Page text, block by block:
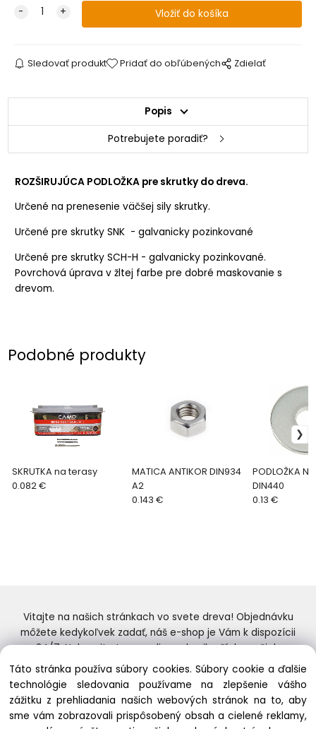
Sledovať produkt Pridať do obľúbených Zdielať
Popis
Potrebujete poradiť?
ROZŠIRUJÚCA PODLOŽKA pre skrutky do dreva.
Určené na prenesenie väčšej sily skrutky.
Určené pre skrutky SNK - galvanicky pozinkované
Určené pre skrutky SCH-H - galvanicky pozinkované.
Povrchová úprava v žltej farbe pre dobré maskovanie s
drevom.
Podobné produkty
SKRUTKA na terasy
0.082 €
MATICA ANTIKOR DIN934
A2
0.143 €
PODLOŽKA
DIN440
0.13 €
Vitajte na našich stránkach vo svete dreva! Objednávku
môžete kedykoľvek zadať, náš e-shop je Vám k dispozícii
24/7. Nakupujte tovar online od najlepších značiek.
Skvelý výber a ceny. Tiež si nenechajte ujsť naše
prebiehajúce ponuky! Prajeme Vám príjemné nakupovanie.
Táto stránka používa súbory cookies. Súbory cookie a ďalšie
technológie sledovania používame na zlepšenie vášho
zážitku z prehliadania našich webových stránok na to, aby
sme vám zobrazovali prispôsobený obsah a cielené reklamy,